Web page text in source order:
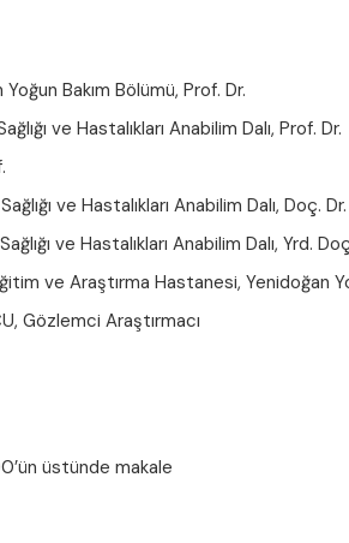
Bakım Bölümü, Prof. Dr.
ve Hastalıkları Anabilim Dalı, Prof. Dr.
ve Hastalıkları Anabilim Dalı, Doç. Dr.
ve Hastalıkları Anabilim Dalı, Yrd.
ve Araştırma Hastanesi, Yenidoğan
Gözlemci Araştırmacı
üstünde makale